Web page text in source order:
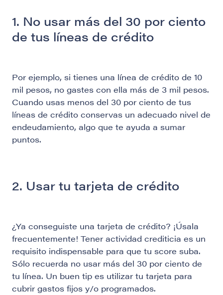
1. No usar más del 30 por ciento
de tus líneas de crédito
Por ejemplo, si tienes una línea de crédito de 10
mil pesos, no gastes con ella más de 3 mil pesos.
Cuando usas menos del 30 por ciento de tus
líneas de crédito conservas un adecuado nivel de
endeudamiento, algo que te ayuda a sumar
puntos.
2. Usar tu tarjeta de crédito
¿Ya conseguiste una tarjeta de crédito? ¡Úsala
frecuentemente! Tener actividad crediticia es un
requisito indispensable para que tu score suba.
Sólo recuerda no usar más del 30 por ciento de
tu línea. Un buen tip es utilizar tu tarjeta para
cubrir gastos fijos y/o programados.